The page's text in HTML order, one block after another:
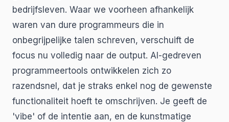
bedrijfsleven. Waar we voorheen afhankelijk
waren van dure programmeurs die in
onbegrijpelijke talen schreven, verschuift de
focus nu volledig naar de output. AI-gedreven
programmeertools ontwikkelen zich zo
razendsnel, dat je straks enkel nog de gewenste
functionaliteit hoeft te omschrijven. Je geeft de
'vibe' of de intentie aan, en de kunstmatige